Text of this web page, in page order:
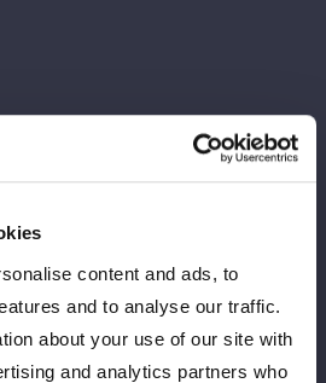
content and ads, to
and to analyse our traffic.
about your use of our site with
and analytics partners who
京都